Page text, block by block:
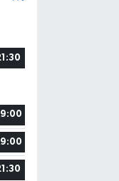
19:00